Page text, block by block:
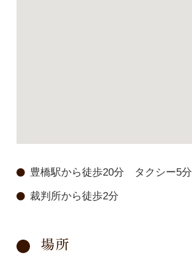
豊橋駅から徒歩20分 タクシー5分
裁判所から徒歩2分
場所